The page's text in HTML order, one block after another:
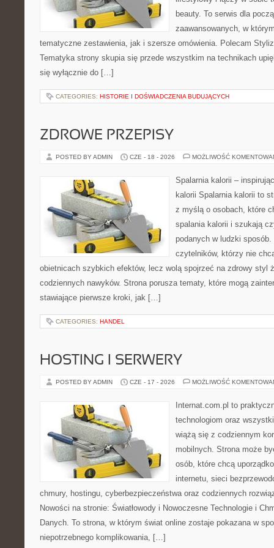
beauty. To serwis dla
zaawansowanych, w
tematyczne zestawienia, jak i szersze omówienia. Polecam
Tematyka strony skupia się przede wszystkim na technikach
się wyłącznie do […]
CATEGORIES: HISTORIE I DOŚWIADCZENIA BUDUJĄCYCH
ZDROWE PRZEPISY
POSTED BY ADMIN CZE - 18 - 2026 MOŻLIWOŚĆ
Spalarnia kalorii –
kalorii Spalarnia kalorii to
z myślą o osobach, które
spalania kalorii i szukają
podanych w ludzki sposób.
czytelników, którzy nie
obietnicach szybkich efektów, lecz wolą spojrzeć na zdrowy styl
codziennych nawyków. Strona porusza tematy, które mogą
stawiające pierwsze kroki, jak […]
CATEGORIES: HANDEL
HOSTING I SERWERY
POSTED BY ADMIN CZE - 17 - 2026 MOŻLIWOŚĆ
Internat.com.pl to
technologiom oraz
wiążą się z codziennym
mobilnych. Strona może
osób, które chcą
internetu, sieci
chmury, hostingu, cyberbezpieczeństwa oraz codziennych
Nowości na stronie: Światłowody i Nowoczesne Technologie i
Danych. To strona, w którym świat online zostaje pokazana w
niepotrzebnego komplikowania, […]